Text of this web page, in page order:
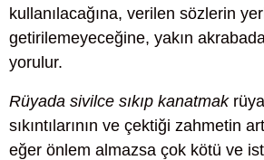
kullanılacağına, verilen sözlerin
getirilemeyeceğine, yakın
yorulur.
Rüyada sivilce sıkıp kanatmak
sıkıntılarının ve çektiği zahmetin
eğer önlem almazsa çok kötü ve